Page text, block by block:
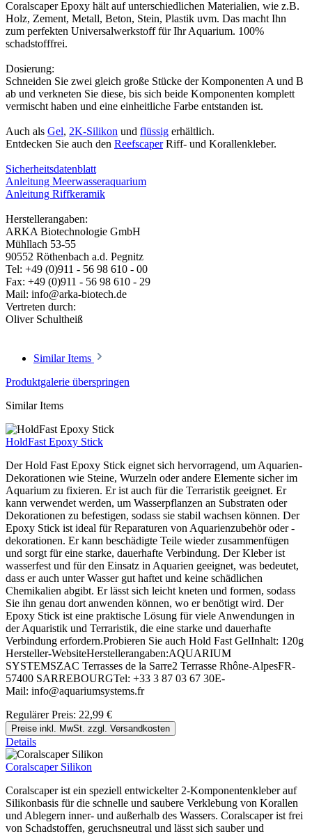
Coralscaper Epoxy hält auf unterschiedlichen Materialien, wie z.B.
Holz, Zement, Metall, Beton, Stein, Plastik uvm. Das macht Ihn
zum perfekten Universalwerkstoff für Ihr Aquarium. 100%
schadstofffrei.
Dosierung:
Schneiden Sie zwei gleich große Stücke der Komponenten A und B
ab und verkneten Sie diese, bis sich beide Komponenten komplett
vermischt haben und eine einheitliche Farbe entstanden ist.
Auch als Gel, 2K-Silikon und flüssig erhältlich.
Entdecken Sie auch den ReefscaperRiff- und Korallenkleber.
Sicherheitsdatenblatt
Anleitung Meerwasseraquarium
Anleitung Riffkeramik
Herstellerangaben:
ARKA Biotechnologie GmbH
Mühllach 53-55
90552 Röthenbach a.d. Pegnitz
Tel: +49 (0)911 - 56 98 610 - 00
Fax: +49 (0)911 - 56 98 610 - 29
Mail: info@arka-biotech.de
Vertreten durch:
Oliver Schultheiß
Similar Items
Produktgalerie überspringen
Similar Items
HoldFast Epoxy Stick
Der Hold Fast Epoxy Stick eignet sich hervorragend, um Aquarien-
Dekorationen wie Steine, Wurzeln oder andere Elemente sicher im
Aquarium zu fixieren. Er ist auch für die Terraristik geeignet. Er
kann verwendet werden, um Wasserpflanzen an Substraten oder
Dekorationen zu befestigen, sodass sie stabil wachsen können. Der
Epoxy Stick ist ideal für Reparaturen von Aquarienzubehör oder -
dekorationen. Er kann beschädigte Teile wieder zusammenfügen
und sorgt für eine starke, dauerhafte Verbindung. Der Kleber ist
wasserfest und für den Einsatz in Aquarien geeignet, was bedeutet,
dass er auch unter Wasser gut haftet und keine schädlichen
Chemikalien abgibt. Er lässt sich leicht kneten und formen, sodass
Sie ihn genau dort anwenden können, wo er benötigt wird. Der
Epoxy Stick ist eine praktische Lösung für viele Anwendungen in
der Aquaristik und Terraristik, die eine starke und dauerhafte
Verbindung erfordern.Probieren Sie auch Hold Fast GelInhalt: 120g
Hersteller-WebsiteHerstellerangaben:AQUARIUM
SYSTEMSZAC Terrasses de la Sarre2 Terrasse Rhône-AlpesFR-
57400 SARREBOURGTel: +33 3 87 03 67 30E-
Mail: info@aquariumsystems.fr
Regulärer Preis: 22,99 €
Preise inkl. MwSt. zzgl. Versandkosten
Details
Coralscaper Silikon
Coralscaper ist ein speziell entwickelter 2-Komponentenkleber auf
Silikonbasis für die schnelle und saubere Verklebung von Korallen
und Ablegern inner- und außerhalb des Wassers. Coralscaper ist frei
von Schadstoffen, geruchsneutral und lässt sich sauber und